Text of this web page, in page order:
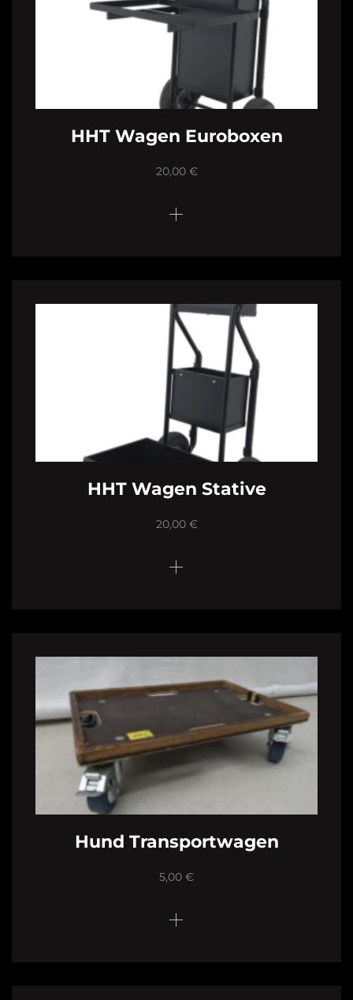
HHT Wagen Euroboxen
20,00 €
HHT Wagen Stative
20,00 €
Hund Transportwagen
5,00 €